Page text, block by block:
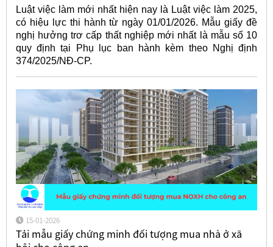
Luật việc làm mới nhất hiện nay là Luật việc làm 2025,
có hiệu lực thi hành từ ngày 01/01/2026. Mẫu giấy đề
nghị hưởng trơ cấp thất nghiệp mới nhất là mẫu số 10
quy định tại Phụ lục ban hành kèm theo Nghị định
374/2025/NĐ-CP.
15-01-2026
Tải mẫu giấy chứng minh đối tượng mua nhà ở xã